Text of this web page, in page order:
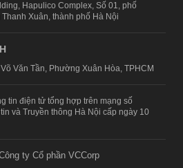
Hapulico Complex, Số 01, phố
Xuân, thành phố Hà Nội
Văn Tần, Phường Xuân Hòa, TPHCM
tin điện tử tổng hợp trên mạng số
và Truyền thông Hà Nội cấp ngày 10
ty Cổ phần VCCorp